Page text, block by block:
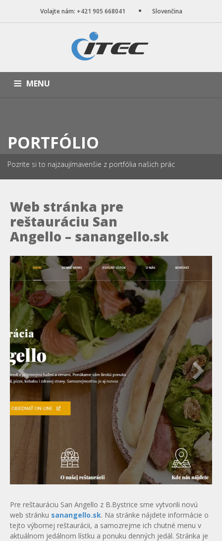
Volajte nám: +421 905 668041 Slovenčina
MENU
PORTFÓLIO
Pozrite si to najzaujímavenšie z portfólia našich prác
Web stránka pre
reštauráciu San
Angello – sanangello.sk
Pre reštauráciu San Angello z B.Bystrice sme vytvorili novú
web stránku sanangello.sk. Na stránke nájdete informácie o
tejto výbornej reštaurácii, a samozrejme ich chutné menu v
aktuálnom jedálnom lístku a ponuku denných jedál. Stránka je